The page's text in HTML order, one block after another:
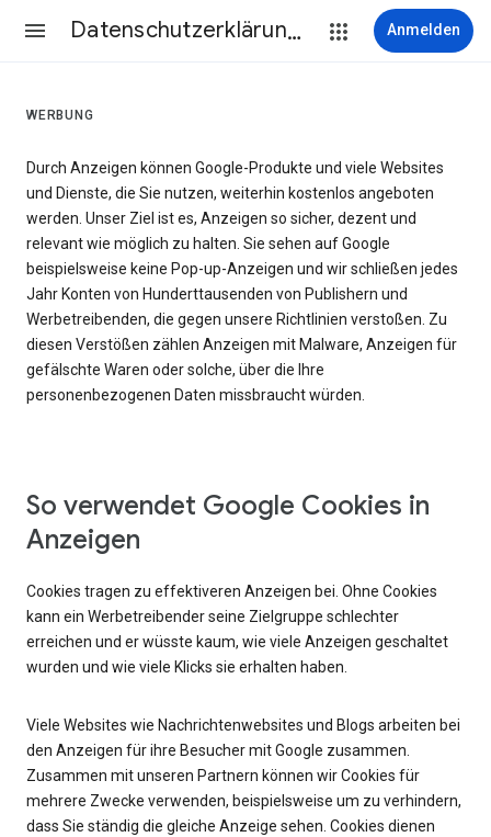
Datenschutzerklärung & Nutzungsbedingungen Anmelden
WERBUNG
Durch Anzeigen können Google-Produkte und viele Websites
und Dienste, die Sie nutzen, weiterhin kostenlos angeboten
werden. Unser Ziel ist es, Anzeigen so sicher, dezent und
relevant wie möglich zu halten. Sie sehen auf Google
beispielsweise keine Pop-up-Anzeigen und wir schließen jedes
Jahr Konten von Hunderttausenden von Publishern und
Werbetreibenden, die gegen unsere Richtlinien verstoßen. Zu
diesen Verstößen zählen Anzeigen mit Malware, Anzeigen für
gefälschte Waren oder solche, über die Ihre
personenbezogenen Daten missbraucht würden.
So verwendet Google Cookies in
Anzeigen
Cookies tragen zu effektiveren Anzeigen bei. Ohne Cookies
kann ein Werbetreibender seine Zielgruppe schlechter
erreichen und er wüsste kaum, wie viele Anzeigen geschaltet
wurden und wie viele Klicks sie erhalten haben.
Viele Websites wie Nachrichtenwebsites und Blogs arbeiten bei
den Anzeigen für ihre Besucher mit Google zusammen.
Zusammen mit unseren Partnern können wir Cookies für
mehrere Zwecke verwenden, beispielsweise um zu verhindern,
dass Sie ständig die gleiche Anzeige sehen. Cookies dienen